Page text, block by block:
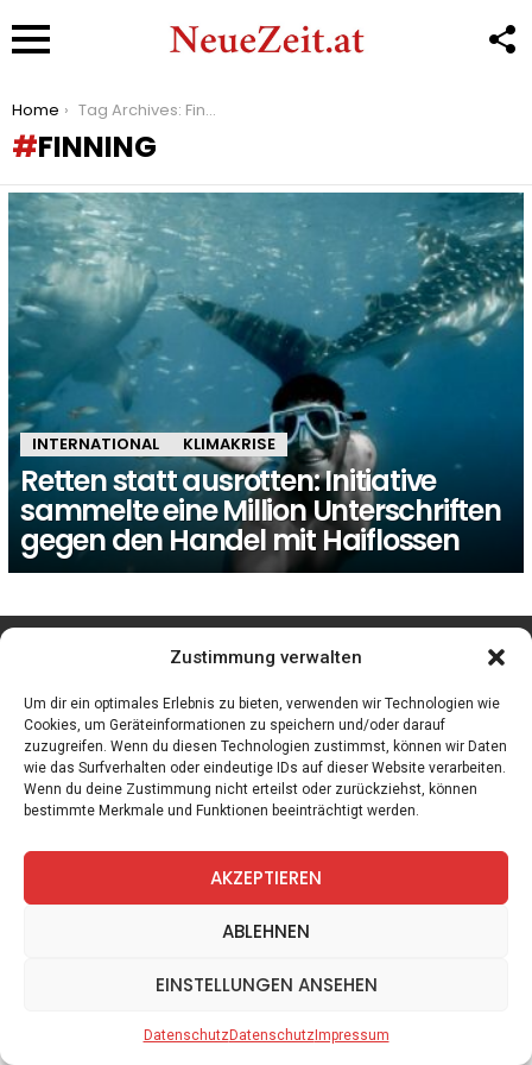
Zustimmung verwalten
Um dir ein optimales Erlebnis zu bieten, verwenden wir Technologien wie
Cookies, um Geräteinformationen zu speichern und/oder darauf
zuzugreifen. Wenn du diesen Technologien zustimmst, können wir Daten
wie das Surfverhalten oder eindeutige IDs auf dieser Website verarbeiten.
Wenn du deine Zustimmung nicht erteilst oder zurückziehst, können
bestimmte Merkmale und Funktionen beeinträchtigt werden.
AKZEPTIEREN
ABLEHNEN
EINSTELLUNGEN ANSEHEN
DatenschutzDatenschutzImpressum
You are here:
Home Tag Archives: Finning
FINNING
LATEST
STORIES
INTERNATIONAL KLIMAKRISE
Retten statt ausrotten: Initiative
sammelte eine Million Unterschriften
gegen den Handel mit Haiflossen
facebook instagram
Spiele Zitate Kontakt Datenschutz Impressum